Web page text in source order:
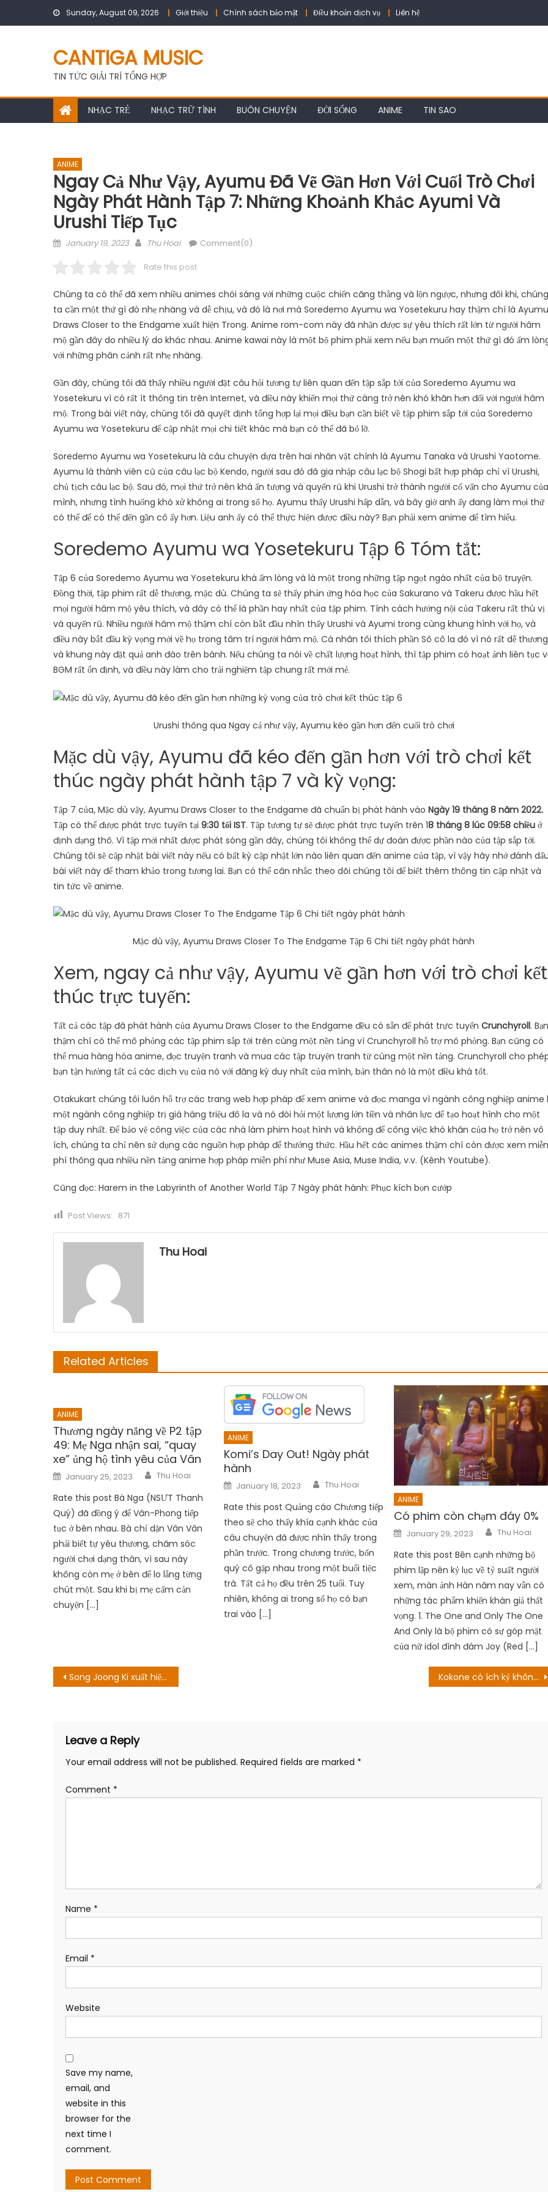
Sunday, August 09, 2026 Giới thiệu Chính sách bảo mật Điều khoản dịch vụ Liên hệ
CANTIGA MUSIC
TIN TỨC GIẢI TRÍ TỔNG HỢP
NHẠC TRẺ NHẠC TRỮ TÌNH BUÔN CHUYỆN ĐỜI SỐNG ANIME TIN SAO
ANIME
Ngay Cả Như Vậy, Ayumu Đã Vẽ Gần Hơn Với Cuối Trò Chơi
Ngày Phát Hành Tập 7: Những Khoảnh Khắc Ayumi Và
Urushi Tiếp Tục
Posted
January 19, 2023 Author
Thu Hoai Comment(0)
Rate this post
Chúng ta có thể đã xem nhiều animes chói sáng với những cuộc chiến căng thẳng và lộn ngược, nhưng đôi khi, chúng
ta cần một thứ gì đó nhẹ nhàng và dễ chịu, và đó là nơi mà Soredemo Ayumu wa Yosetekuru hay thậm chí là Ayumu
Draws Closer to the Endgame xuất hiện Trong. Anime rom-com này đã nhận được sự yêu thích rất lớn từ người hâm
mộ gần đây do nhiều lý do khác nhau. Anime kawai này là một bộ phim phải xem nếu bạn muốn một thứ gì đó ấm
với những phân cảnh rất nhẹ nhàng.
Gần đây, chúng tôi đã thấy nhiều người đặt câu hỏi tương tự liên quan đến tập sắp tới của Soredemo Ayumu wa
Yosetekuru vì có rất ít thông tin trên Internet, và điều này khiến mọi thứ càng trở nên khó khăn hơn đối với người hâm
mộ. Trong bài viết này, chúng tôi đã quyết định tổng hợp lại mọi điều bạn cần biết về tập phim sắp tới của Soredemo
Ayumu wa Yosetekuru để cập nhật mọi chi tiết khác mà bạn có thể đã bỏ lỡ.
Soredemo Ayumu wa Yosetekuru là câu chuyện dựa trên hai nhân vật chính là Ayumu Tanaka và Urushi Yaotome.
Ayumu là thành viên cũ của câu lạc bộ Kendo, người sau đó đã gia nhập câu lạc bộ Shogi bất hợp pháp chỉ vì Urushi,
chủ tịch câu lạc bộ. Sau đó, mọi thứ trở nên khá ấn tượng và quyến rũ khi Urushi trở thành người cố vấn cho Ayumu của
mình, nhưng tình huống khó xử không ai trong số họ. Ayumu thấy Urushi hấp dẫn, và bây giờ anh ấy đang làm mọi thứ
có thể để có thể đến gần cô ấy hơn. Liệu anh ấy có thể thực hiện được điều này? Bạn phải xem anime để tìm hiểu.
Soredemo Ayumu wa Yosetekuru Tập 6 Tóm tắt:
Tập 6 của Soredemo Ayumu wa Yosetekuru khá ấm lòng và là một trong những tập ngọt ngào nhất của bộ truyện.
Đồng thời, tập phim rất dễ thương, mặc dù. Chúng ta sẽ thấy phản ứng hóa học của Sakurano và Takeru được hầu hết
mọi người hâm mộ yêu thích, và đây có thể là phần hay nhất của tập phim. Tính cách hướng nội của Takeru rất thú vị
và quyến rũ. Nhiều người hâm mộ thậm chí còn bắt đầu nhìn thấy Urushi và Ayumi trong cùng khung hình với họ, và
điều này bắt đầu kỳ vọng mới về họ trong tâm trí người hâm mộ. Cá nhân tôi thích phần Sô cô la đó vì nó rất dễ
và khung này đặt quả anh đào trên bánh. Nếu chúng ta nói về chất lượng hoạt hình, thì tập phim có hoạt ảnh liên tục
BGM rất ổn định, và điều này làm cho trải nghiệm tập chung rất mới mẻ.
Urushi thông qua Ngay cả như vậy, Ayumu kéo gần hơn đến cuối trò chơi
Mặc dù vậy, Ayumu đã kéo đến gần hơn với trò chơi kết
thúc ngày phát hành tập 7 và kỳ vọng:
Tập 7 của, Mặc dù vậy, Ayumu Draws Closer to the Endgame đã chuẩn bị phát hành vào Ngày 19 tháng 8 năm 2022.
Tập có thể được phát trực tuyến tại 9:30 tối IST. Tập tương tự sẽ được phát trực tuyến trên 18 tháng 8 lúc 09:58 chiều ở
định dạng thô. Vì tập mới nhất được phát sóng gần đây, chúng tôi không thể dự đoán được phần nào của tập sắp tới.
Chúng tôi sẽ cập nhật bài viết này nếu có bất kỳ cập nhật lớn nào liên quan đến anime của tập, vì vậy hãy nhớ đánh
bài viết này để tham khảo trong tương lai. Bạn có thể cân nhắc theo dõi chúng tôi để biết thêm thông tin cập nhật và
tin tức về anime.
Mặc dù vậy, Ayumu Draws Closer To The Endgame Tập 6 Chi tiết ngày phát hành
Xem, ngay cả như vậy, Ayumu vẽ gần hơn với trò chơi kết
thúc trực tuyến:
Tất cả các tập đã phát hành của Ayumu Draws Closer to the Endgame đều có sẵn để phát trực tuyến Crunchyroll. Bạn
thậm chí có thể mô phỏng các tập phim sắp tới trên cùng một nền tảng vì Crunchyroll hỗ trợ mô phỏng. Bạn cũng có
thể mua hàng hóa anime, đọc truyện tranh và mua các tập truyện tranh từ cùng một nền tảng. Crunchyroll cho
bạn tận hưởng tất cả các dịch vụ của nó với đăng ký duy nhất của mình, bản thân nó là một điều khá tốt.
Otakukart chúng tôi luôn hỗ trợ các trang web hợp pháp để xem anime và đọc manga vì ngành công nghiệp anime
một ngành công nghiệp trị giá hàng triệu đô la và nó đòi hỏi một lượng lớn tiền và nhân lực để tạo hoạt hình cho một
tập duy nhất. Để bảo vệ công việc của các nhà làm phim hoạt hình và không để công việc khó khăn của họ trở nên vô
ích, chúng ta chỉ nên sử dụng các nguồn hợp pháp để thưởng thức. Hầu hết các animes thậm chí còn được xem miễn
phí thông qua nhiều nền tảng anime hợp pháp miễn phí như Muse Asia, Muse India, v.v. (Kênh Youtube).
Cũng đọc: Harem in the Labyrinth of Another World Tập 7 Ngày phát hành: Phục kích bọn cướp
Post Views: 871
Thu Hoai
Related Articles
ANIME
Thương ngày nắng về P2 tập
49: Mẹ Nga nhận sai, “quay
xe” ủng hộ tình yêu của Vân
Posted
on
January 25, 2023 Author
Thu Hoai
Rate this post Bà Nga (NSƯT Thanh
Quý) đã đồng ý để Vân-Phong tiếp
tục ở bên nhau. Bà chỉ dặn Vân Vân
phải biết tự yêu thương, chăm sóc
người chơi dạng thân, vì sau này
không còn mẹ ở bên để lo lắng từng
chút một. Sau khi bị mẹ cấm cản
chuyện […]
ANIME
Komi’s Day Out! Ngày phát
hành
Posted
on
January 18, 2023 Author
Thu Hoai
Rate this post Quảng cáo Chương tiếp
theo sẽ cho thấy khía cạnh khác của
câu chuyện đã được nhìn thấy trong
phần trước. Trong chương trước, bốn
quý cô gặp nhau trong một buổi tiệc
trà. Tất cả họ đều trên 25 tuổi. Tuy
nhiên, không ai trong số họ có bạn
trai vào […]
ANIME
Có phim còn chạm đáy 0%
Posted
on
January 29, 2023 Author
Thu Hoai
Rate this post Bên cạnh những bộ
phim lập nên kỷ lục về tỷ suất người
xem, màn ảnh Hàn năm nay vẫn có
những tác phẩm khiến khán giả thất
vọng. 1. The One and Only The One
And Only là bộ phim có sự góp mặt
của nữ idol đình đám Joy (Red […]
Post
Song Joong Ki xuất hiện vài giây mà bùng nổ Kokone có ích kỷ không? Ngày phát hành
Leave a Reply
Your email address will not be published. Required fields are marked *
Comment *
Name *
Email *
Website
Save my name,
email, and
website in this
browser for the
next time I
comment.